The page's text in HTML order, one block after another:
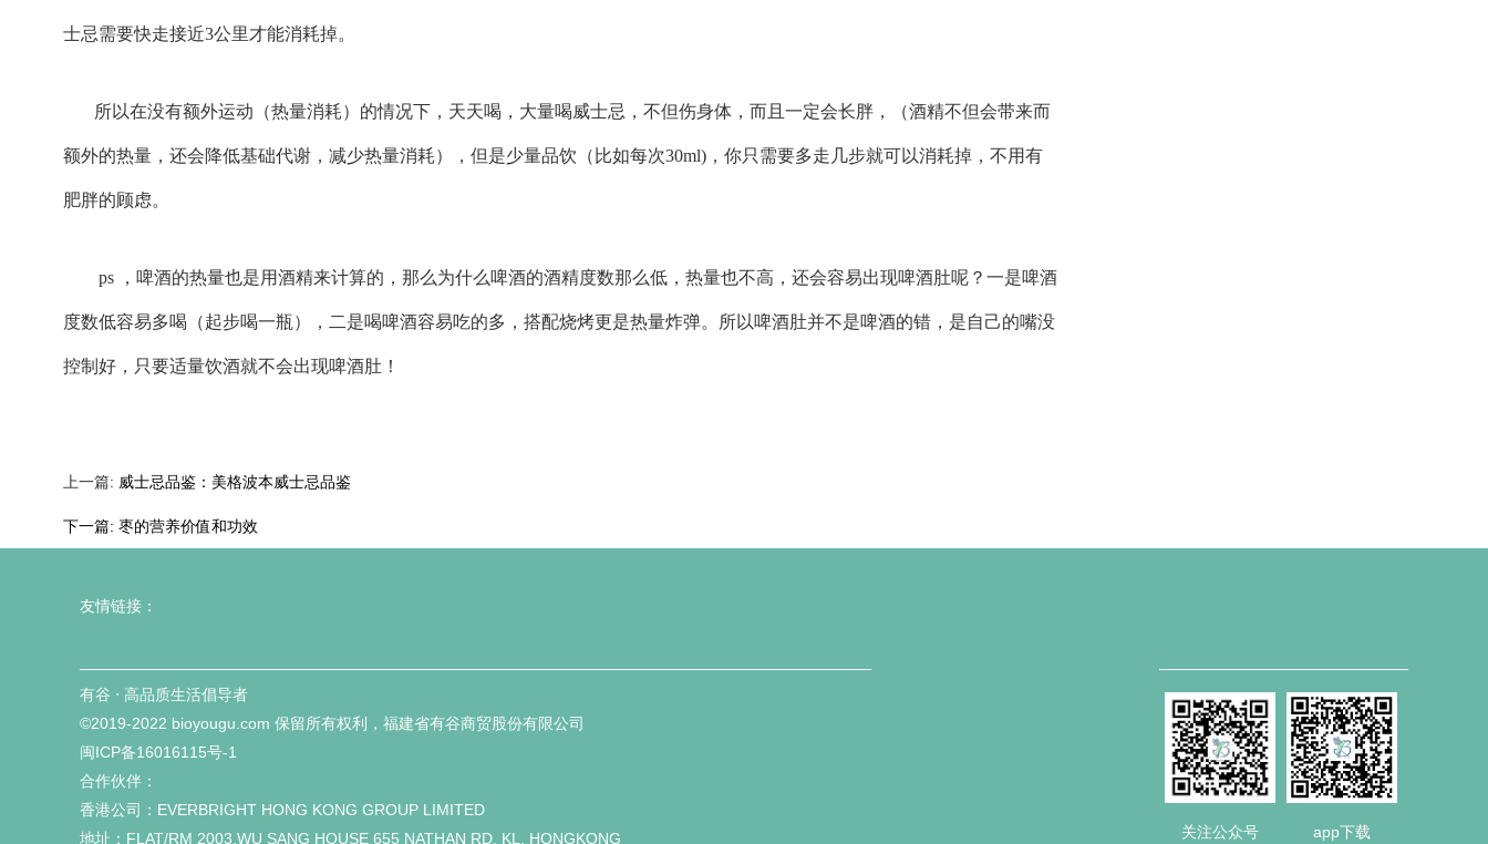
士忌需要快走接近3公里才能消耗掉。
所以在没有额外运动（热量消耗）的情况下，天天喝，大量喝威士忌，不但伤身体，而且一定会长胖，（酒精不但会带来而
额外的热量，还会降低基础代谢，减少热量消耗），但是少量品饮（比如每次30ml)，你只需要多走几步就可以消耗掉，不用有
肥胖的顾虑。
ps ，啤酒的热量也是用酒精来计算的，那么为什么啤酒的酒精度数那么低，热量也不高，还会容易出现啤酒肚呢？一是啤酒
度数低容易多喝（起步喝一瓶），二是喝啤酒容易吃的多，搭配烧烤更是热量炸弹。所以啤酒肚并不是啤酒的错，是自己的嘴没
控制好，只要适量饮酒就不会出现啤酒肚！
上一篇: 威士忌品鉴：美格波本威士忌品鉴
下一篇: 枣的营养价值和功效
友情链接：
有谷 ⋅ 高品质生活倡导者
©2019-2022 bioyougu.com 保留所有权利，福建省有谷商贸股份有限公司
闽ICP备16016115号-1
合作伙伴：
香港公司：EVERBRIGHT HONG KONG GROUP LIMITED
地址：FLAT/RM 2003,WU SANG HOUSE 655 NATHAN RD. KL, HONGKONG
关注公众号 app下载